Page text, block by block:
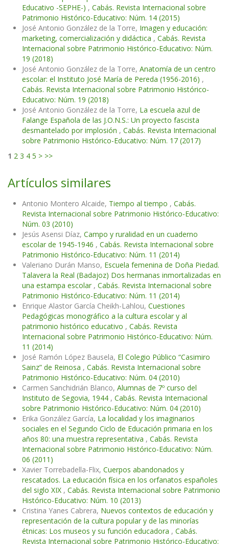
Educativo -SEPHE-) , Cabás. Revista Internacional sobre
Patrimonio Histórico-Educativo: Núm. 14 (2015)
José Antonio González de la Torre, Imagen y educación:
marketing, comercialización y didáctica , Cabás. Revista
Internacional sobre Patrimonio Histórico-Educativo: Núm.
19 (2018)
José Antonio González de la Torre, Anatomía de un centro
escolar: el Instituto José María de Pereda (1956-2016) ,
Cabás. Revista Internacional sobre Patrimonio Histórico-
Educativo: Núm. 19 (2018)
José Antonio González de la Torre, La escuela azul de
Falange Española de las J.O.N.S.: Un proyecto fascista
desmantelado por implosión , Cabás. Revista Internacional
sobre Patrimonio Histórico-Educativo: Núm. 17 (2017)
1 2 3 4 5 > >>
Artículos similares
Antonio Montero Alcaide, Tiempo al tiempo , Cabás.
Revista Internacional sobre Patrimonio Histórico-Educativo:
Núm. 03 (2010)
Jesús Asensi Díaz, Campo y ruralidad en un cuaderno
escolar de 1945-1946 , Cabás. Revista Internacional sobre
Patrimonio Histórico-Educativo: Núm. 11 (2014)
Valeriano Durán Manso, Escuela femenina de Doña Piedad.
Talavera la Real (Badajoz) Dos hermanas inmortalizadas en
una estampa escolar , Cabás. Revista Internacional sobre
Patrimonio Histórico-Educativo: Núm. 11 (2014)
Enrique Alastor García Cheikh-Lahlou, Cuestiones
Pedagógicas monográfico a la cultura escolar y al
patrimonio histórico educativo , Cabás. Revista
Internacional sobre Patrimonio Histórico-Educativo: Núm.
11 (2014)
José Ramón López Bausela, El Colegio Público “Casimiro
Sainz” de Reinosa , Cabás. Revista Internacional sobre
Patrimonio Histórico-Educativo: Núm. 04 (2010)
Carmen Sanchidrián Blanco, Alumnas de 7º curso del
Instituto de Segovia, 1944 , Cabás. Revista Internacional
sobre Patrimonio Histórico-Educativo: Núm. 04 (2010)
Erika González García, La localidad y los imaginarios
sociales en el Segundo Ciclo de Educación primaria en los
años 80: una muestra representativa , Cabás. Revista
Internacional sobre Patrimonio Histórico-Educativo: Núm.
06 (2011)
Xavier Torrebadella-Flix, Cuerpos abandonados y
rescatados. La educación física en los orfanatos españoles
del siglo XIX , Cabás. Revista Internacional sobre Patrimonio
Histórico-Educativo: Núm. 10 (2013)
Cristina Yanes Cabrera, Nuevos contextos de educación y
representación de la cultura popular y de las minorías
étnicas: Los museos y su función educadora , Cabás.
Revista Internacional sobre Patrimonio Histórico-Educativo: